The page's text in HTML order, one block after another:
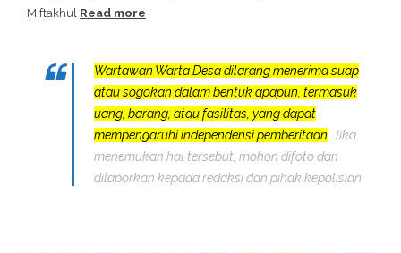
Miftakhul Read more
Wartawan Warta Desa dilarang menerima suap
atau sogokan dalam bentuk apapun, termasuk
uang, barang, atau fasilitas, yang dapat
mempengaruhi independensi pemberitaan. Jika
menemukan hal tersebut, mohon difoto dan
dilaporkan kepada redaksi dan pihak kepolisian